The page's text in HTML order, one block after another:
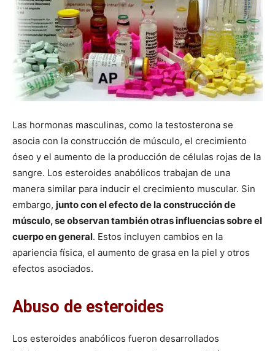
Las hormonas masculinas, como la testosterona se
asocia con la construcción de músculo, el crecimiento
óseo y el aumento de la producción de células rojas de la
sangre. Los esteroides anabólicos trabajan de una
manera similar para inducir el crecimiento muscular. Sin
embargo, junto con el efecto de la construcción de
músculo, se observan también otras influencias sobre el
cuerpo en general. Estos incluyen cambios en la
apariencia física, el aumento de grasa en la piel y otros
efectos asociados.
Abuso de esteroides
Los esteroides anabólicos fueron desarrollados